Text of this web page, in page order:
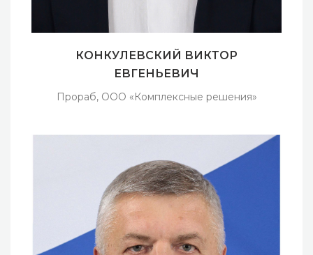
КОНКУЛЕВСКИЙ ВИКТОР
ЕВГЕНЬЕВИЧ
Прораб, ООО «Комплексные решения»